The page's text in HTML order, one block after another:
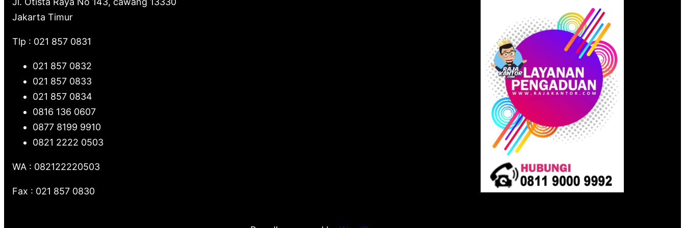
h
Jakarta Timur
Tlp : 021 857 0831
021 857 0832
021 857 0833
021 857 0834
0816 136 0607
0877 8199 9910
0821 2222 0503
WA : 082122220503
Fax : 021 857 0830